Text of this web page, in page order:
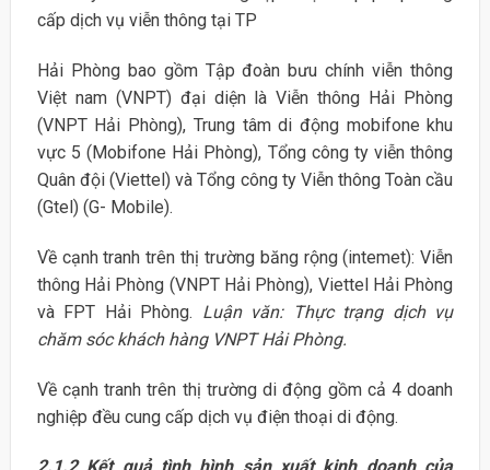
cấp dịch vụ viễn thông tại TP
Hải Phòng bao gồm Tập đoàn bưu chính viễn thông
Việt nam (VNPT) đại diện là Viễn thông Hải Phòng
(VNPT Hải Phòng), Trung tâm di động mobifone khu
vực 5 (Mobifone Hải Phòng), Tổng công ty viễn thông
Quân đội (Viettel) và Tổng công ty Viễn thông Toàn cầu
(Gtel) (G- Mobile).
Về cạnh tranh trên thị trường băng rộng (intemet): Viễn
thông Hải Phòng (VNPT Hải Phòng), Viettel Hải Phòng
và FPT Hải Phòng. Luận văn: Thực trạng dịch vụ
chăm sóc khách hàng VNPT Hải Phòng.
Về cạnh tranh trên thị trường di động gồm cả 4 doanh
nghiệp đều cung cấp dịch vụ điện thoại di động.